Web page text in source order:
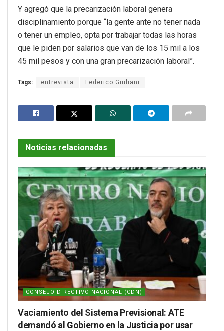
Y agregó que la precarización laboral genera
disciplinamiento porque “la gente ante no tener nada
o tener un empleo, opta por trabajar todas las horas
que le piden por salarios que van de los 15 mil a los
45 mil pesos y con una gran precarización laboral”.
Tags: entrevista Federico Giuliani
Noticias relacionadas
CONSEJO DIRECTIVO NACIONAL (CDN)
Vaciamiento del Sistema Previsional: ATE
demandó al Gobierno en la Justicia por usar